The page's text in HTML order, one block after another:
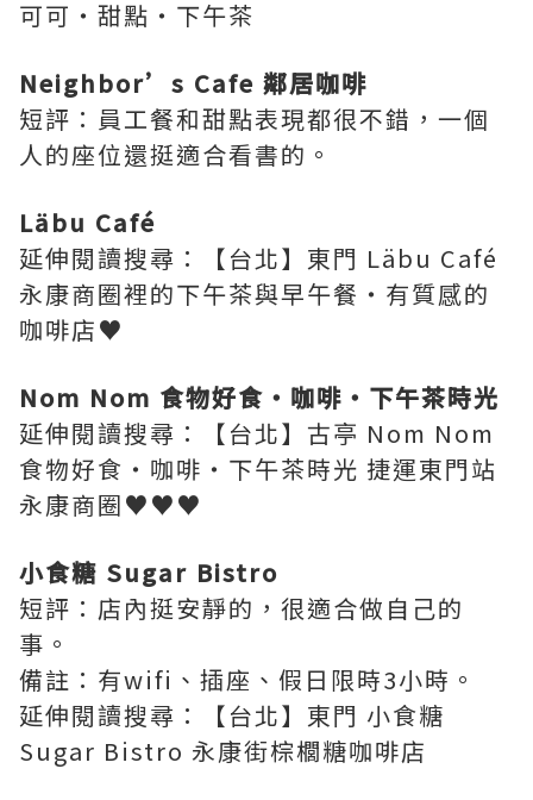
可可‧甜點‧下午茶
Neighbor’s Cafe 鄰居咖啡
短評：員工餐和甜點表現都很不錯，一個
人的座位還挺適合看書的。
Läbu Café
延伸閱讀搜尋：【台北】東門 Läbu Café
永康商圈裡的下午茶與早午餐‧有質感的
咖啡店♥
Nom Nom 食物好食‧咖啡‧下午茶時光
延伸閱讀搜尋：【台北】古亭 Nom Nom
食物好食‧咖啡‧下午茶時光 捷運東門站
永康商圈♥♥♥
小食糖 Sugar Bistro
短評：店內挺安靜的，很適合做自己的
事。
備註：有wifi、插座 、假日限時3小時。
延伸閱讀搜尋：【台北】東門 小食糖
Sugar Bistro 永康街棕櫚糖咖啡店